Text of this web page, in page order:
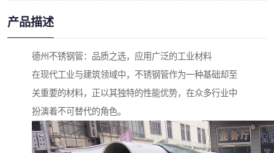
产品描述
德州不锈钢管：品质之选，应用广泛的工业材料
在现代工业与建筑领域中，不锈钢管作为一种基础却至
关重要的材料，正以其独特的性能优势，在众多行业中
扮演着不可替代的角色。